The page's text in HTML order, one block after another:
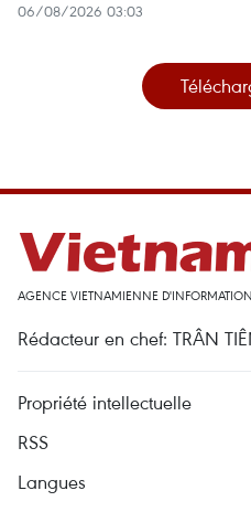
06/08/2026 03:03
AGENCE VIETNAMIENNE
Rédacteur en chef: TRÂN
Propriété intellectuelle
RSS
Langues